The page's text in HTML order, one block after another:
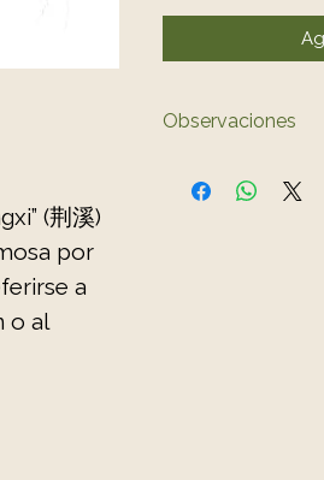
(荆溪)
por
a
o al
Observaciones
ligeramente